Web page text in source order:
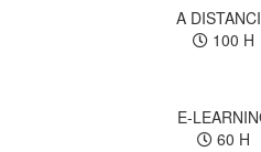
A
100 H
E-
60 H